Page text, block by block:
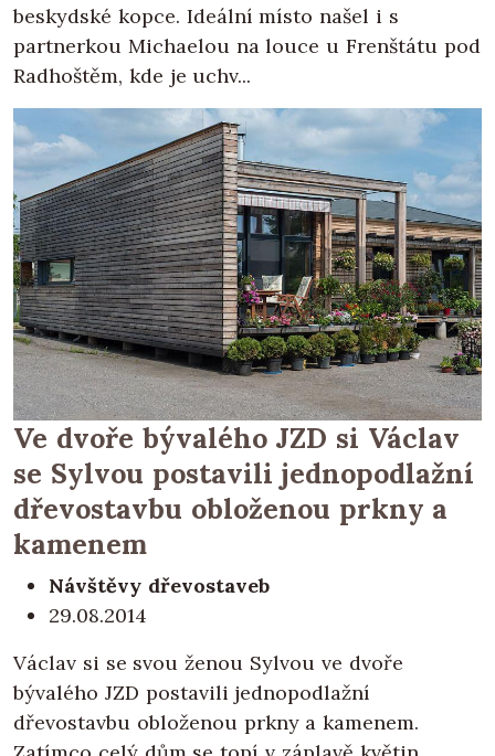
beskydské kopce. Ideální místo našel i s
partnerkou Michaelou na louce u Frenštátu pod
Radhoštěm, kde je uchv...
Ve dvoře bývalého JZD si Václav
se Sylvou postavili jednopodlažní
dřevostavbu obloženou prkny a
kamenem
Návštěvy dřevostaveb
29.08.2014
Václav si se svou ženou Sylvou ve dvoře
bývalého JZD postavili jednopodlažní
dřevostavbu obloženou prkny a kamenem.